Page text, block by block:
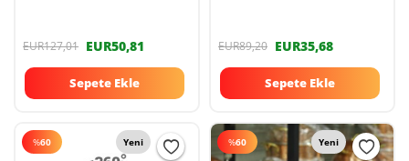
EUR127,01 EUR50,81
Sepete Ekle
EUR89,20 EUR35,68
Sepete Ekle
%60 Yeni %60 Yeni